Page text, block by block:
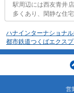
駅周辺には西友青井
多くあり、閑静な住
ハナインターナショナ
都市鉄道つくばエクス
営